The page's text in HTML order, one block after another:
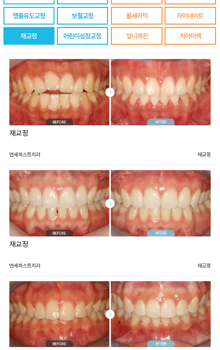
맹출유도교정 보철교정
재교정 어린이성장교정
올세라믹 라미네이트
앞니레진 치아미백
재교정
연세퍼스트치과 재교정
재교정
연세퍼스트치과 재교정